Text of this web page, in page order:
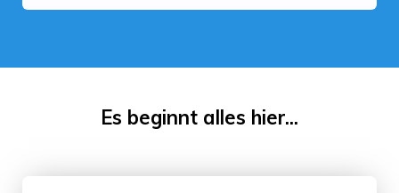
Es beginnt alles hier...